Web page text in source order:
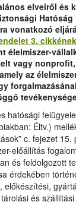
elveiről és
vonatkozó
3.
élelmiszer-
vagy
az
hatósági
Éltv.)
c. fejezet
előállítás
és feldolgozott
érdekében
előkészítési,
és